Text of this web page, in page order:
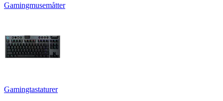
Gamingmusemåtter
Gamingtastaturer